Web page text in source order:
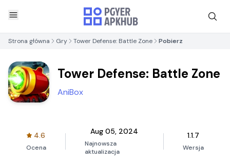
Strona główna Gry Tower Defense: Battle Zone Pobierz
Tower Defense: Battle Zone
AniBox
4.6
Ocena
Aug 05, 2024
Najnowsza
aktualizacja
1.1.7
Wersja